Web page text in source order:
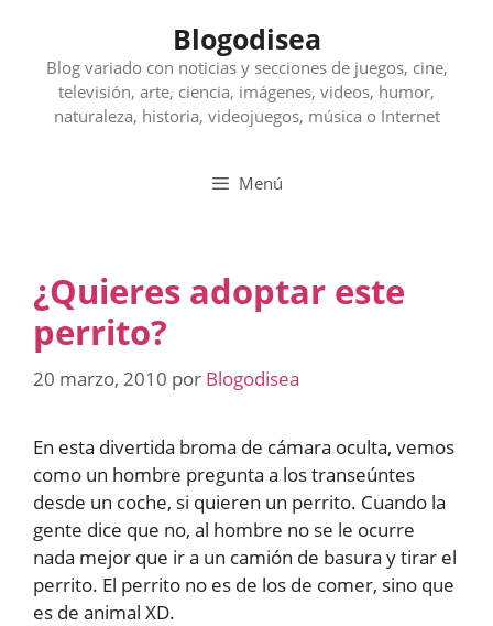
contenido
Blogodisea
Blog variado con noticias y secciones de juegos, cine,
televisión, arte, ciencia, imágenes, videos, humor,
naturaleza, historia, videojuegos, música o Internet
Menú
¿Quieres adoptar este
perrito?
20 marzo, 2010 por Blogodisea
En esta divertida broma de cámara oculta, vemos
como un hombre pregunta a los transeúntes
desde un coche, si quieren un perrito. Cuando la
gente dice que no, al hombre no se le ocurre
nada mejor que ir a un camión de basura y tirar el
perrito. El perrito no es de los de comer, sino que
es de animal XD.